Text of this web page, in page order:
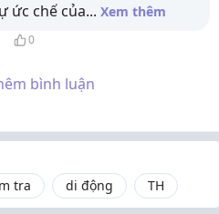
ức chế của... Xem thêm
0
bình luận
tra di động TH